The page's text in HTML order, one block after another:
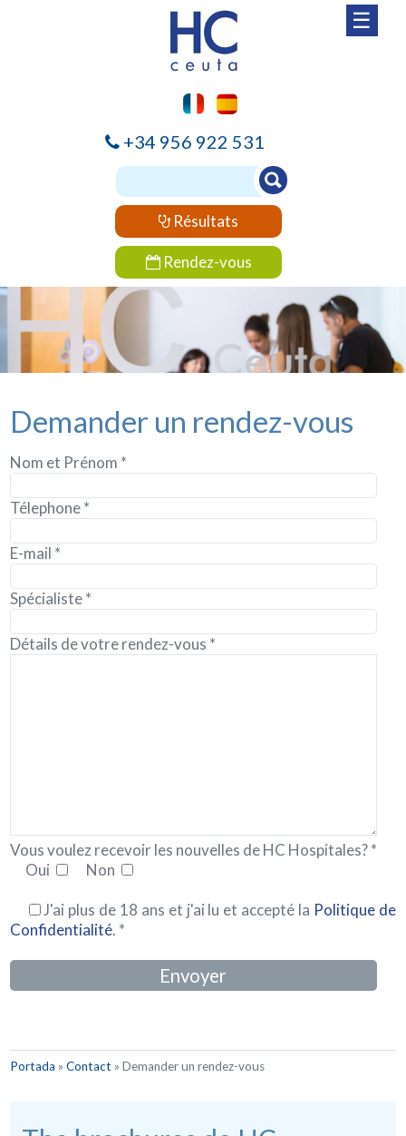
☰
+34 956 922 531
Résultats
Rendez-vous
Demander un rendez-vous
Nom et Prénom *
Télephone *
E-mail *
Spécialiste *
Détails de votre rendez-vous *
Vous voulez recevoir les nouvelles de HC Hospitales? *
Oui
Non
J'ai plus de 18 ans et j'ai lu et accepté la Politique de
Confidentialité. *
Portada »Contact »Demander un rendez-vous